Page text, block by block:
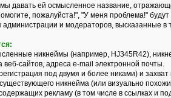
давать ей осмысленное название,
пожалуйста!", "У меня проблема!"
и модераторов, высказанные
никнеймы (например, HJ345R42),
сайтов, адреса e-mail электронной почты.
под двумя и более никами) и
никнейма (или визуально
рекламу (в том числе в ссылках и